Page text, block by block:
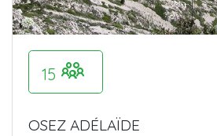
15
OSEZ ADÉLAÏDE